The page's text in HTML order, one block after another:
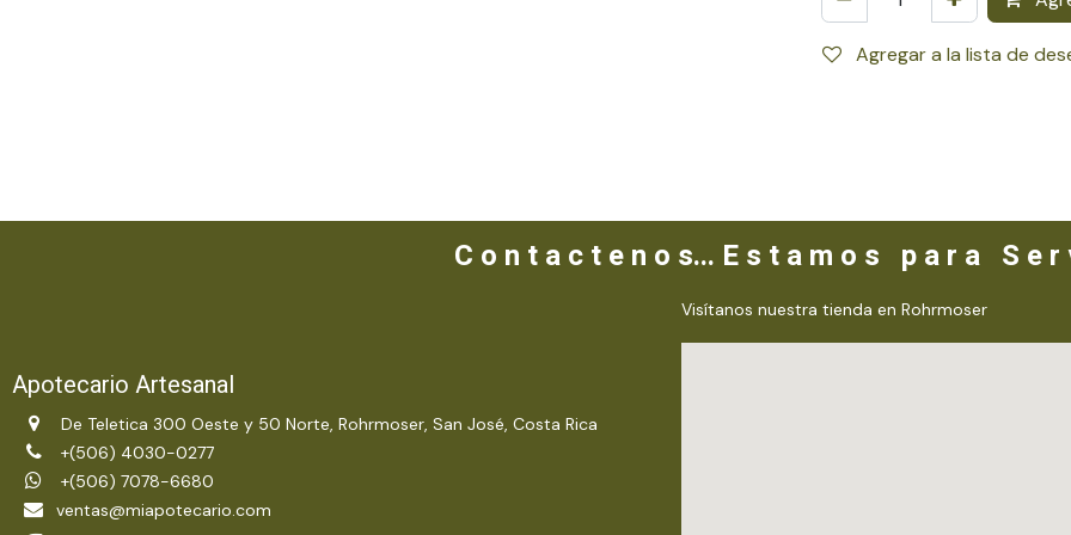
Agregar a la lista de
C o n t a c t e n o s... E s t a m o s p a r a S e r
Apotecario Artesanal
De Teletica 300 Oeste y 50 Norte, Rohrmoser, San José, Costa Rica
+(506) 4030-0277
+(506) 7078-6680
ventas@miapotecario.com
Visítanos nuestra tienda en Rohrmoser